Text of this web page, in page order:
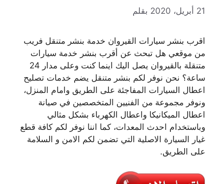
21 أبريل، 2020 بقلم
اقرب بنشر سيارات القيروان خدمة بنشر متنقل فريب
من موقعي هل تبحث عن أقرب بنشر خدمة سيارات
متنقلة بالقيروان يصل اليك اينما كنت وعلى مدار 24
ساعة؟ نحن نوفر لكم بنشر متنقل يضم خدمات تصليح
اعطال السيارات المفاجئة على الطريق وامام المنزل،
ونوفر مجموعة من الفنيين المتخصصين في صيانة
اعطال الميكانيكا واعطال الكهرباء بشكل مثالي
وباستخدام احدث المعدات، كما اننا نوفر لكم كافة قطع
غيار السيارة الاصلية التي تضمن لكم الامن و السلامة
على الطريق.